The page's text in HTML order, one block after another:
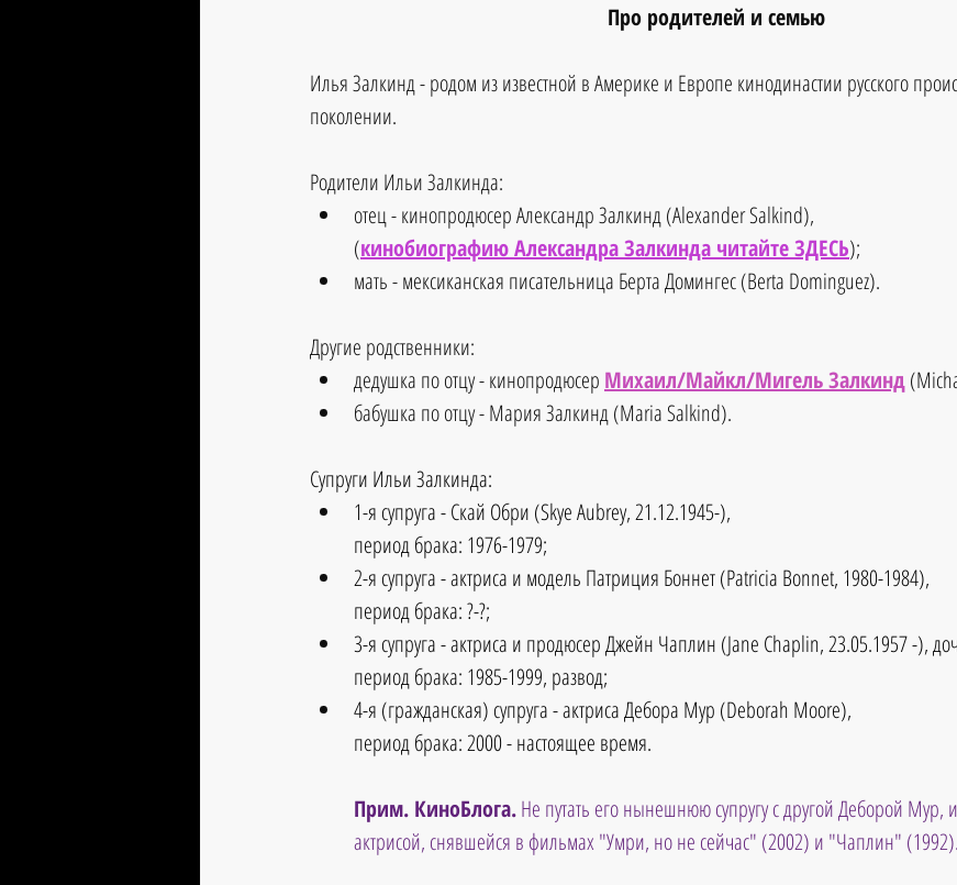
Про родителей и семью
Илья Залкинд - родом из известной в Америке и Европе кинодинастии русского
поколении.
Родители Ильи Залкинда:
отец - кинопродюсер Александр Залкинд (Alexander Salkind),
(кинобиографию Александра Залкинда читайте ЗДЕСЬ);
мать - мексиканская писательница Берта Домингес (Berta Dominguez).
Другие родственники:
дедушка по отцу - кинопродюсер Михаил/Майкл/Мигель Залкинд
бабушка по отцу - Мария Залкинд (Maria Salkind).
Супруги Ильи Залкинда:
1-я супруга - Скай Обри (Skye Aubrey, 21.12.1945-),
период брака: 1976-1979;
2-я супруга - актриса и модель Патриция Боннет (Patricia Bonnet, 1980-1984),
период брака: ?-?;
3-я супруга - актриса и продюсер Джейн Чаплин (Jane Chaplin, 23.05.1957 -),
период брака: 1985-1999, развод;
4-я (гражданская) супруга - актриса Дебора Мур (Deborah Moore),
период брака: 2000 - настоящее время.
Прим. КиноБлога. Не путать его нынешнюю супругу с другой Деборой Мур,
актрисой, снявшейся в фильмах "Умри, но не сейчас" (2002) и "Чаплин" (1992).